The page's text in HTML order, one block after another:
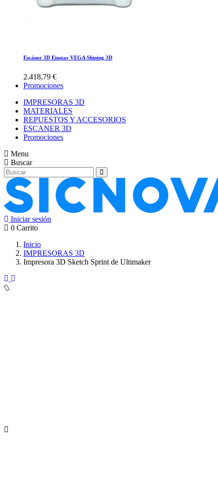
Escáner 3D Einstar VEGA Shining 3D
2.418,79 €
Promociones
IMPRESORAS 3D
MATERIALES
REPUESTOS Y ACCESORIOS
ESCANER 3D
Promociones
Menu
Buscar
Iniciar sesión
0 Carrito
Inicio
IMPRESORAS 3D
Impresora 3D Sketch Sprint de Ultimaker